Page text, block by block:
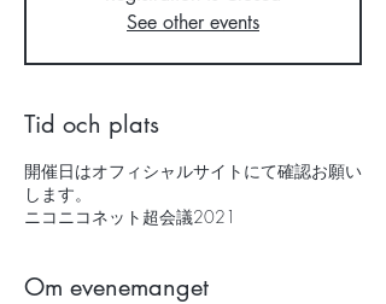
See other events
Tid och plats
開催日はオフィシャルサイトにて確認お願い
します。
ニコニコネット超会議2021
Om evenemanget